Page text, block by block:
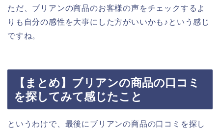
ただ、ブリアンの商品のお客様の声をチェックするよ
りも自分の感性を大事にした方がいいかも♪という感じ
ですね。
【まとめ】ブリアンの商品の口コミ
を探してみて感じたこと
というわけで、最後にブリアンの商品の口コミを探し